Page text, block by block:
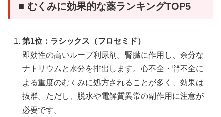
■ むくみに効果的な薬ランキングTOP5
第1位：ラシックス（フロセミド）
即効性の高いループ利尿剤。腎臓に作用し、余分な
ナトリウムと水分を排出します。心不全・腎不全に
よる重度のむくみに処方されることが多く、効果は
抜群。ただし、脱水や電解質異常の副作用に注意が
必要です。